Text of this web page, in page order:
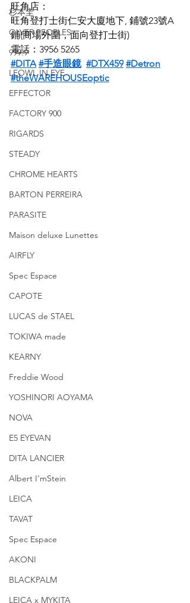
杉本圭
OLVER PEOPLES
999.9
LEOWL IN EYE
EFFECTOR
FACTORY 900
RIGARDS
STEADY
CHROME HEARTS
BARTON PERREIRA
PARASITE
Maison deluxe Lunettes
AIRFLY
Spec Espace
CAPOTE
LUCAS de STAEL
TOKIWA made
KEARNY
Freddie Wood
YOSHINORI AOYAMA
NOVA
E5 EYEVAN
DITA LANCIER
Albert I'mStein
LEICA
TAVAT
Spec Espace
AKONI
BLACKPALM
LEICA x MYKITA
旺角店：
旺角登打士街仁安大廈地下, 鋪號23號A
鋪(商場外圍，面向登打士街)
電話：3956 5265
#DITA #手造眼鏡 #DTX459 #Detron
#theWAREHOUSEoptic